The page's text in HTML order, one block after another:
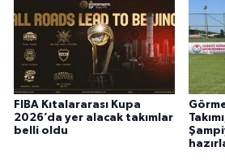
FIBA Kıtalararası Kupa
2026’da yer alacak takımlar
belli oldu